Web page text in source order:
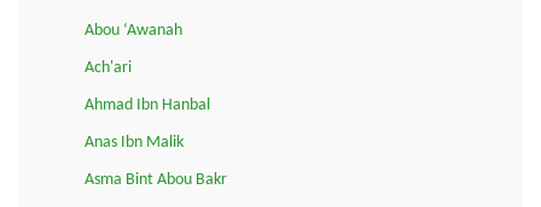
Abou ‘Awanah
Ach'ari
Ahmad Ibn Hanbal
Anas Ibn Malik
Asma Bint Abou Bakr